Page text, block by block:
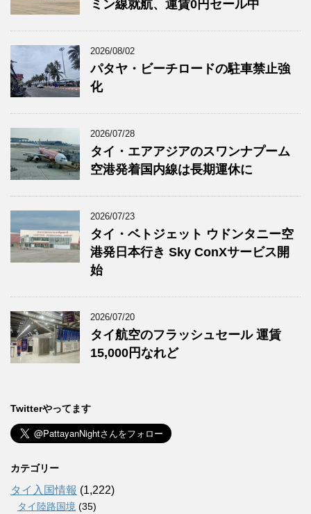
ミン線就航、運賃0円セール中
2026/08/02
パタヤ・ビーチロードの駐車禁止強
化
2026/07/28
タイ・エアアジアのスワンナプーム
空港発着国内線は長期運休に
2026/07/23
タイ・ベトジェット ウドンタニー空
港発日本行き Sky ConXサービス開
始
2026/07/20
タイ航空のフラッシュセール 運賃
15,000円なれど
Twitterやってます
カテゴリー
タイ入国情報 (1,222)
タイ陸路国境 (35)